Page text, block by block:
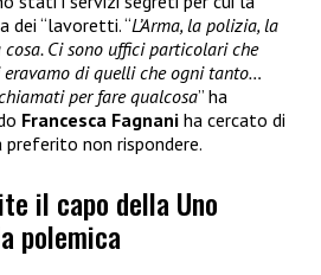
dei “lavoretti. “L’Arma, la polizia, la
Ci sono uffici particolari che
di quelli che ogni tanto…
per fare qualcosa” ha
Francesca Fagnani ha cercato di
preferito non rispondere.
il capo della Uno
polemica